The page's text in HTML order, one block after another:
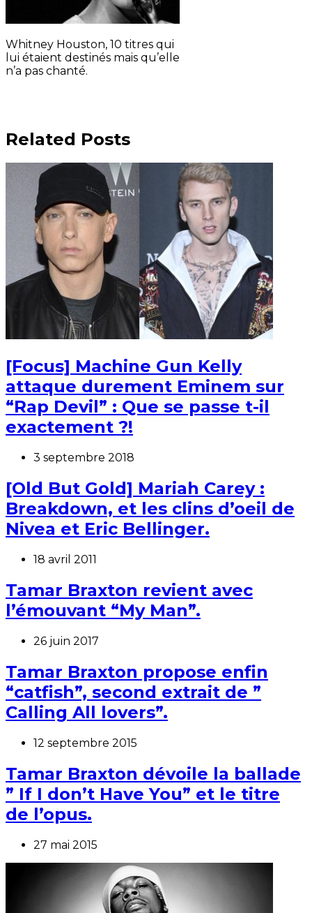
Whitney Houston, 10 titres qui
lui étaient destinés mais qu’elle
n’a pas chanté.
Related Posts
[Focus] Machine Gun Kelly
attaque durement Eminem sur
“Rap Devil” : Que se passe t-il
exactement ?!
3 septembre 2018
[Old But Gold] Mariah Carey :
Breakdown, et les clins d’oeil de
Nivea et Eric Bellinger.
18 avril 2011
Tamar Braxton revient avec
l’émouvant “My Man”.
26 juin 2017
Tamar Braxton propose enfin
“catfish”, second extrait de ”
Calling All lovers”.
12 septembre 2015
Tamar Braxton dévoile la ballade
” If I don’t Have You” et le titre
de l’opus.
27 mai 2015